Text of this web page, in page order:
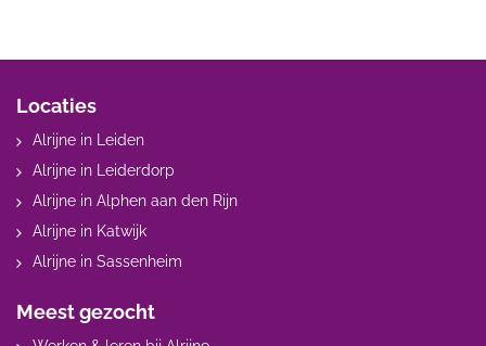
Locaties
Alrijne in Leiden
Alrijne in Leiderdorp
Alrijne in Alphen aan den Rijn
Alrijne in Katwijk
Alrijne in Sassenheim
Meest gezocht